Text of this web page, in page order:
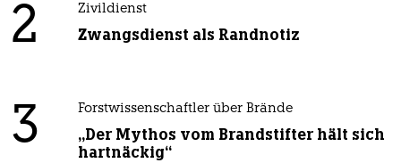
2 Zivildienst
Zwangsdienst als Randnotiz
3 Forstwissenschaftler über Brände
„Der Mythos vom Brandstifter hält sich
hartnäckig“